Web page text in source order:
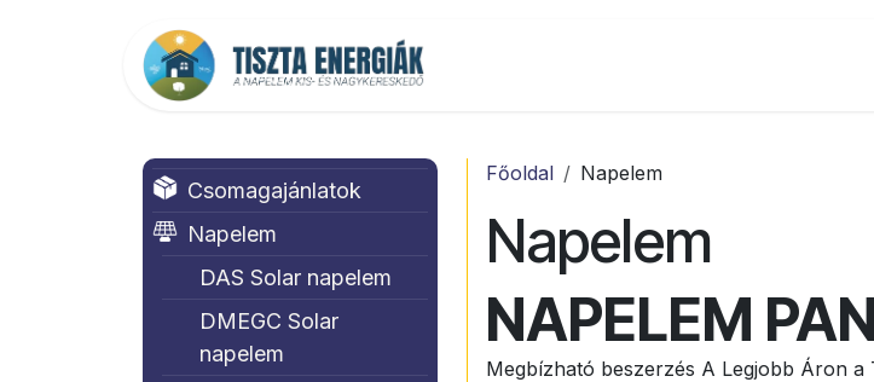
Csomagajánlatok
Napelem
DAS Solar napelem
DMEGC Solar
napelem
Főoldal Napelem
Napelem
NAPELEM
Megbízható beszerzés A Legjobb Áron a